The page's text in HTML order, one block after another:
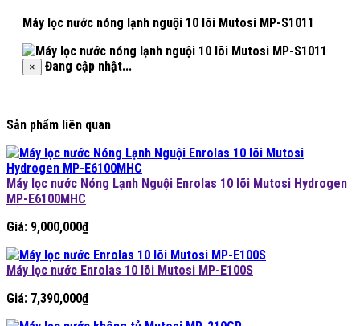
Máy lọc nước nóng lạnh nguội 10 lõi Mutosi MP-S1011
× Đang cập nhật...
Sản phẩm liên quan
Máy lọc nước Nóng Lạnh Nguội Enrolas 10 lõi Mutosi Hydrogen
MP-E6100MHC
Giá: 9,000,000₫
Máy lọc nước Enrolas 10 lõi Mutosi MP-E100S
Giá: 7,390,000₫